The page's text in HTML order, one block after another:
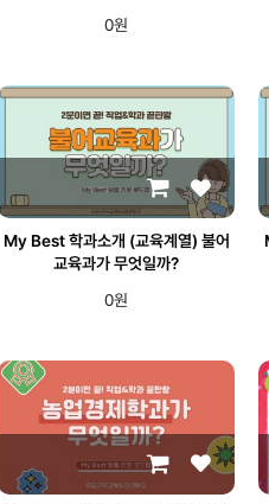
0원
My Best 학과소개 (교육계열) 불어
교육과가 무엇일까?
0원